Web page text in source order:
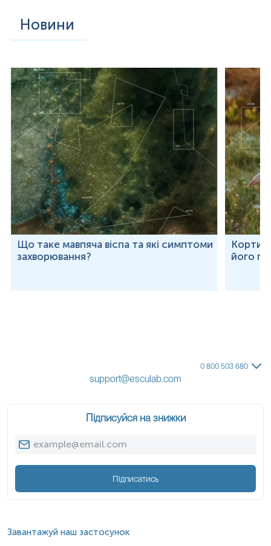
Новини
Що таке мавпяча віспа та які симптоми
захворювання?
його
0 800 503 680
support@esculab.com
Підписуйся на знижки
Підписатись
Завантажуй наш застосунок